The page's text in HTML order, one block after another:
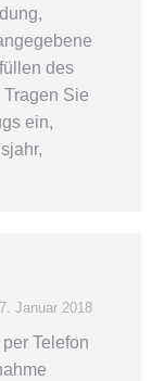
des
Sie
ein,
Januar 2018
Telefon